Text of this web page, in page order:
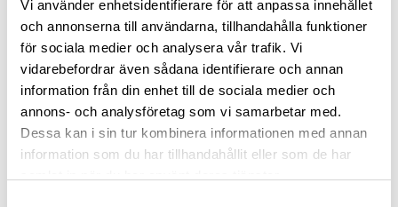
Vi använder enhetsidentifierare för att anpassa innehållet
och annonserna till användarna, tillhandahålla funktioner
för sociala medier och analysera vår trafik. Vi
vidarebefordrar även sådana identifierare och annan
information från din enhet till de sociala medier och
annons- och analysföretag som vi samarbetar med.
Dessa kan i sin tur kombinera informationen med annan
information som du har tillhandahållit eller som de har
Andis skär UltraEdge
#15
Snap on-skär - Lämnar 1,2 mm
339kr
Wahl Distanskam snap-
on för klippmaskin -
orange #1, lämnar 13
mm
109kr